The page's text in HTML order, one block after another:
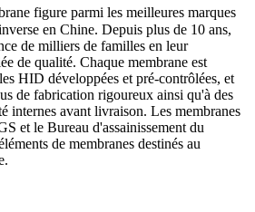
figure parmi les meilleures marques
en Chine. Depuis plus de 10 ans,
de milliers de familles en leur
de qualité. Chaque membrane est
HID développées et pré-contrôlées, et
de fabrication rigoureux ainsi qu'à des
internes avant livraison. Les membranes
et le Bureau d'assainissement du
de membranes destinés au